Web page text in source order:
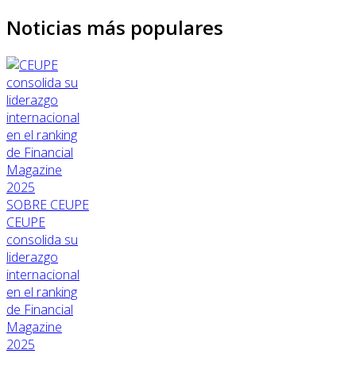
Noticias más populares
SOBRE CEUPE
CEUPE
consolida su
liderazgo
internacional
en el ranking
de Financial
Magazine
2025